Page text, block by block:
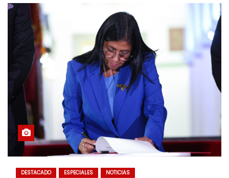
DESTACADO ESPECIALES NOTICIAS